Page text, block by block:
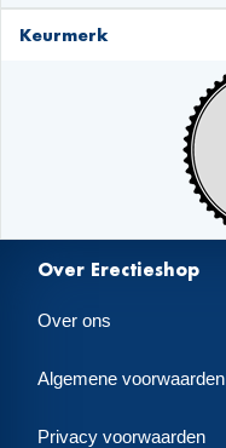
Keurmerk
Over Erectieshop
Over ons
Algemene voorwaarden
Privacy voorwaarden